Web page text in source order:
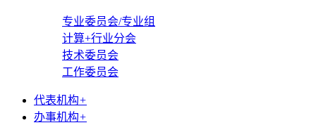
专业委员会/专业组
计算+行业分会
技术委员会
工作委员会
代表机构+
办事机构+